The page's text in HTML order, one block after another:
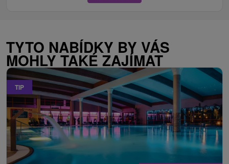
TYTO NABÍDKY BY VÁS
MOHLY TAKÉ ZAJÍMAT
TIP